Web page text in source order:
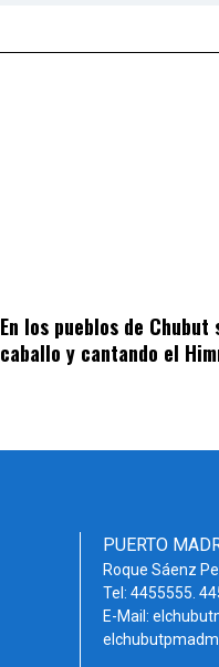
En los pueblos de
caballo y cantando el
PUERTO
Roque Sáenz
Tel: 4455555.
E-Mail: